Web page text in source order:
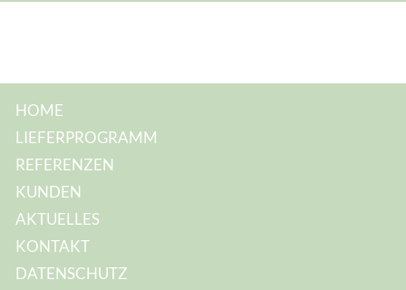
HOME
LIEFERPROGRAMM
REFERENZEN
KUNDEN
AKTUELLES
KONTAKT
DATENSCHUTZ